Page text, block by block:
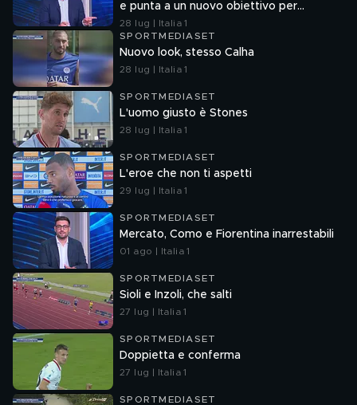
e punta a un nuovo obiettivo per
l'attacco
28 lug | Italia 1
SPORTMEDIASET
Nuovo look, stesso Calha
28 lug | Italia 1
SPORTMEDIASET
L'uomo giusto è Stones
28 lug | Italia 1
SPORTMEDIASET
L'eroe che non ti aspetti
29 lug | Italia 1
SPORTMEDIASET
Mercato, Como e Fiorentina inarrestabili
01 ago | Italia 1
SPORTMEDIASET
Sioli e Inzoli, che salti
27 lug | Italia 1
SPORTMEDIASET
Doppietta e conferma
27 lug | Italia 1
SPORTMEDIASET